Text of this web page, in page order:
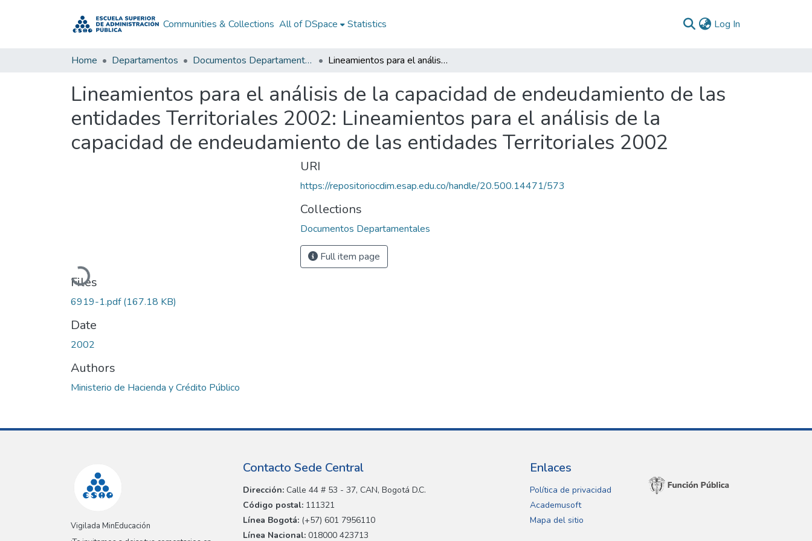
Communities & Collections All of DSpace Statistics Log In
Home Departamentos Documentos Departamentales Lineamientos para el análisis de la capacidad de endeudamiento de las entidades Territoriales 2002: Lineamientos para el análisis de la capacidad de endeudamiento de las entidades Territoriales 2002
Lineamientos para el análisis de la capacidad de endeudamiento de las
entidades Territoriales 2002: Lineamientos para el análisis de la
capacidad de endeudamiento de las entidades Territoriales 2002
Loading...
Files
6919-1.pdf(167.18 KB)
Date
2002
Authors
Ministerio de Hacienda y Crédito Público
URI
https://repositoriocdim.esap.edu.co/handle/20.500.14471/573
Collections
Documentos Departamentales
Full item page
Vigilada MinEducación
Contacto Sede Central
Dirección: Calle 44 # 53 - 37, CAN, Bogotá D.C.
Código postal: 111321
Línea Bogotá: (+57) 601 7956110
Línea Nacional: 018000 423713
Enlaces
Política de privacidad
Academusoft
Mapa del sitio